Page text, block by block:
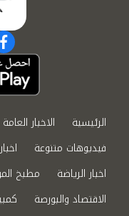
الرئيسية الاخبار العامة
فيديوهات متنوعة
اخبار الرياضة
مطبخ
الاقتصاد والبورصة